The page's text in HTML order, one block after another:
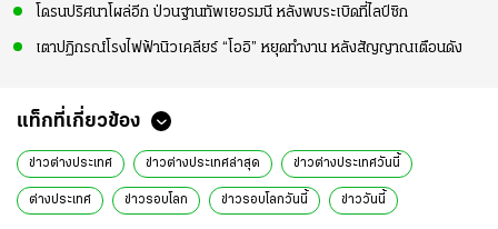
โดรนปริศนาโผล่อีก ป่วนฐานทัพเยอรมนี หลังพบระเบิดที่ไลป์ซิก
เตาปฏิกรณ์โรงไฟฟ้านิวเคลียร์ “โออิ” หยุดทำงาน หลังสัญญาณเตือนดัง
แท็กที่เกี่ยวข้อง
ข่าวต่างประเทศ ข่าวต่างประเทศล่าสุด ข่าวต่างประเทศวันนี้
ต่างประเทศ ข่าวรอบโลก ข่าวรอบโลกวันนี้ ข่าววันนี้